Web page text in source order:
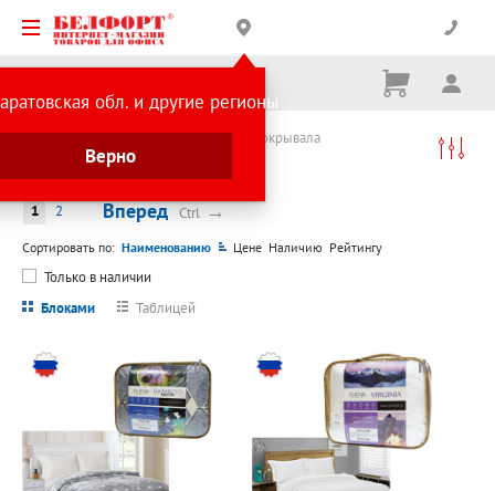
обл. и другие регионы
Верно
Корзина
Ничего
Каталог товаров Текстиль Пледы и покрывала
Пледы и покрывала
Вперед Ctrl→
1 2
Сортировать по: Наименованию Цене Наличию Рейтингу
Только в наличии
Блоками
Таблицей